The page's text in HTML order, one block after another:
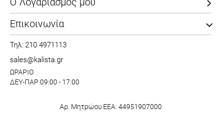
Επικοινωνία
Τηλ: 210 4971113
sales@kalista.gr
ΩΡΑΡΙΟ
ΔΕΥ-ΠΑΡ 09:00 - 17:00
Αρ. Μητρώου ΕΕΑ: 44951907000